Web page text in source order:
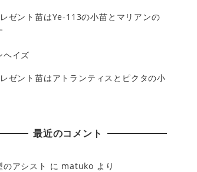
ゼント苗はYe-113の小苗とマリアンの
ヘイズ
ゼント苗はアトランティスとピクタの小
最近のコメント
のアシスト に matuko より